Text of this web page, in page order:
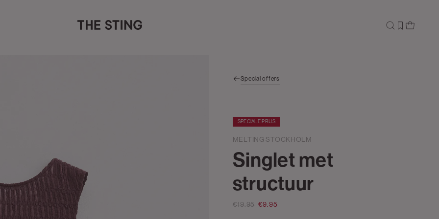
Special offers
SPECIALE PRIJS
MELTING STOCKHOLM
Singlet met
structuur
€19.95 €9.95